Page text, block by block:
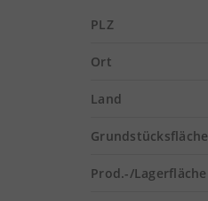
PLZ
Ort
Land
Grundstücksfläche
Prod.-/Lagerfläche